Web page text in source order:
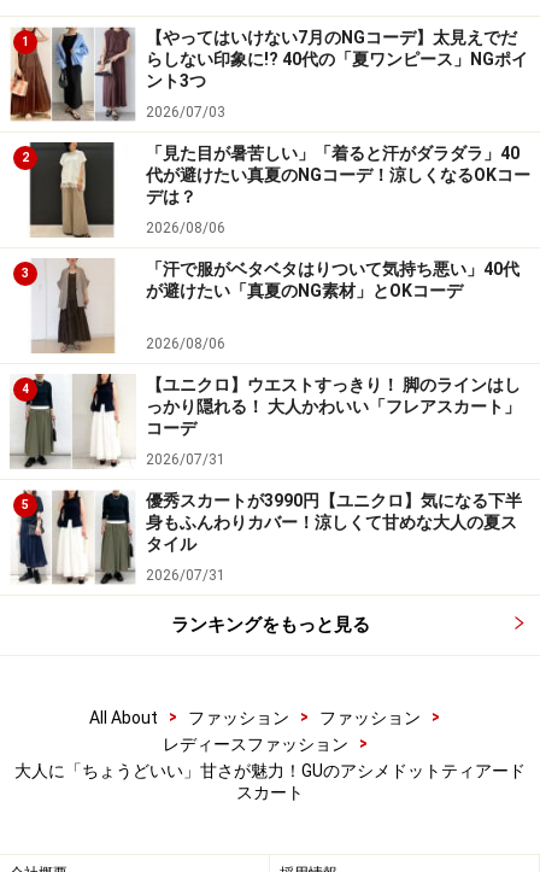
を合わせると、すっきりきれいめなコーデに。
夏になったら、フィット感のあるノースリーブTシャツ
などを合わせるのもおすすめ。また同じブラックのシン
プルなトップスを合わせれば、ワンピース風の着こなし
も楽しめます。
スカートが広がりすぎないのでカジュアルすぎず、程よ
い甘さでいろんなトップスに合わせられるのでコスパの
面でも一押しです。
気になる方はぜひ手に取ってみてくださいね！
※記事内容は執筆時点のものです。最新の内容をご確認くださ
い。
【編集部おすすめの購入サイト】
ク！
ック！
1
【やってはいけない7月のNGコーデ】太見えでだ
らしない印象に!? 40代の「夏ワンピース」NGポイ
ント3つ
2026/07/03
2
「見た目が暑苦しい」「着ると汗がダラダラ」40
代が避けたい真夏のNGコーデ！涼しくなるOKコー
デは？
2026/08/06
3
「汗で服がベタベタはりついて気持ち悪い」40代
が避けたい「真夏のNG素材」とOKコーデ
2026/08/06
4
【ユニクロ】ウエストすっきり！ 脚のラインはし
っかり隠れる！ 大人かわいい「フレアスカート」
コーデ
2026/07/31
5
優秀スカートが3990円【ユニクロ】気になる下半
身もふんわりカバー！涼しくて甘めな大人の夏ス
タイル
2026/07/31
ランキングをもっと見る
All About > ファッション > ファッション
>
レディースファッション
>
大人に「ちょうどいい」甘さが魅力！GUのアシメドットティアード
スカート